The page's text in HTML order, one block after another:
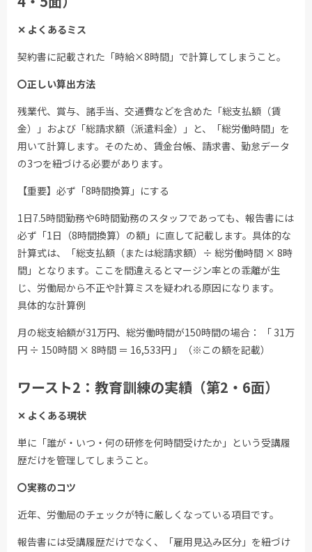
✕ よくあるミス
契約書に記載された「時給×8時間」で計算してしまうこと。
〇正しい算出方法
残業代、賞与、諸手当、交通費などを含めた「総支払額（賃
金）」および「総請求額（派遣料金）」と、「総労働時間」を
用いて計算します。そのため、賃金台帳、請求書、勤怠データ
の3つを紐づける必要があります。
【重要】必ず「8時間換算」にする
1日7.5時間勤務や6時間勤務のスタッフであっても、報告書には
必ず「1日（8時間換算）の額」に直して記載します。具体的な
計算式は、「総支払額（または総請求額）÷ 総労働時間 × 8時
間」となります。ここを間違えるとマージン率との乖離が生
じ、労働局から不正や計算ミスを疑われる原因になります。
具体的な計算例
月の総支給額が31万円、総労働時間が150時間の場合： 「 31万
円 ÷ 150時間 × 8時間 ＝ 16,533円 」（※この額を記載）
ワースト2：教育訓練の実績（第2・6面）
✕ よくある現状
単に「誰が・いつ・何の研修を何時間受けたか」という受講履
歴だけを管理してしまうこと。
〇実務のコツ
近年、労働局のチェックが特に厳しくなっている項目です。
報告書には受講履歴だけでなく、「雇用見込み区分」を紐づけ